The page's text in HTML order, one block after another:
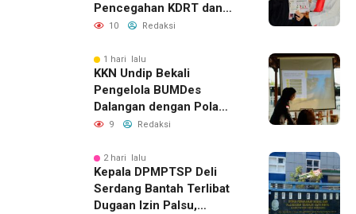
Pencegahan KDRT dan
Komunikasi Keluarga
10 Redaksi
1 hari lalu
KKN Undip Bekali
Pengelola BUMDes
Dalangan dengan Pola
Pikir Inovatif
9 Redaksi
2 hari lalu
Kepala DPMPTSP Deli
Serdang Bantah Terlibat
Dugaan Izin Palsu,